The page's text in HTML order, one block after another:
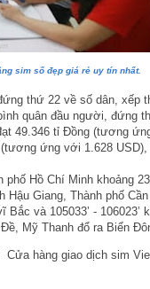
sim số đẹp giá rẻ uy tín nhất.
thứ 22 về số dân, xếp
quân đầu người, đứng
49.346 tỉ Đồng (tương
ứng với 1.628
Hồ Chí Minh khoảng
Giang, Thành phố
Bắc và 105033’ -
Mỹ Thanh đổ ra Biển
hàng giao dịch sim